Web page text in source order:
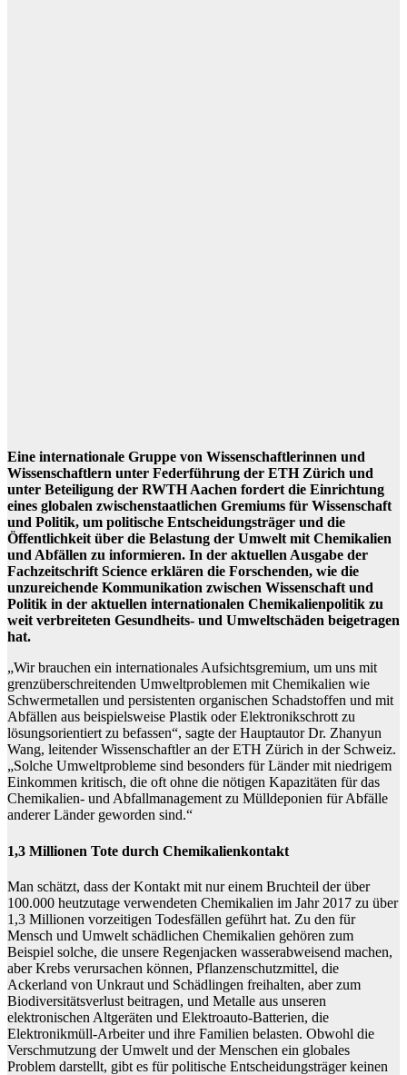
Eine internationale Gruppe von Wissenschaftlerinnen und
Wissenschaftlern unter Federführung der ETH Zürich und
unter Beteiligung der RWTH Aachen fordert die Einrichtung
eines globalen zwischenstaatlichen Gremiums für Wissenschaft
und Politik, um politische Entscheidungsträger und die
Öffentlichkeit über die Belastung der Umwelt mit Chemikalien
und Abfällen zu informieren. In der aktuellen Ausgabe der
Fachzeitschrift Science erklären die Forschenden, wie die
unzureichende Kommunikation zwischen Wissenschaft und
Politik in der aktuellen internationalen Chemikalienpolitik zu
weit verbreiteten Gesundheits- und Umweltschäden beigetragen
hat.
„Wir brauchen ein internationales Aufsichtsgremium, um uns mit
grenzüberschreitenden Umweltproblemen mit Chemikalien wie
Schwermetallen und persistenten organischen Schadstoffen und mit
Abfällen aus beispielsweise Plastik oder Elektronikschrott zu
lösungsorientiert zu befassen“, sagte der Hauptautor Dr. Zhanyun
Wang, leitender Wissenschaftler an der ETH Zürich in der Schweiz.
„Solche Umweltprobleme sind besonders für Länder mit niedrigem
Einkommen kritisch, die oft ohne die nötigen Kapazitäten für das
Chemikalien- und Abfallmanagement zu Mülldeponien für Abfälle
anderer Länder geworden sind.“
1,3 Millionen Tote durch Chemikalienkontakt
Man schätzt, dass der Kontakt mit nur einem Bruchteil der über
100.000 heutzutage verwendeten Chemikalien im Jahr 2017 zu über
1,3 Millionen vorzeitigen Todesfällen geführt hat. Zu den für
Mensch und Umwelt schädlichen Chemikalien gehören zum
Beispiel solche, die unsere Regenjacken wasserabweisend machen,
aber Krebs verursachen können, Pflanzenschutzmittel, die
Ackerland von Unkraut und Schädlingen freihalten, aber zum
Biodiversitätsverlust beitragen, und Metalle aus unseren
elektronischen Altgeräten und Elektroauto-Batterien, die
Elektronikmüll-Arbeiter und ihre Familien belasten. Obwohl die
Verschmutzung der Umwelt und der Menschen ein globales
Problem darstellt, gibt es für politische Entscheidungsträger keinen